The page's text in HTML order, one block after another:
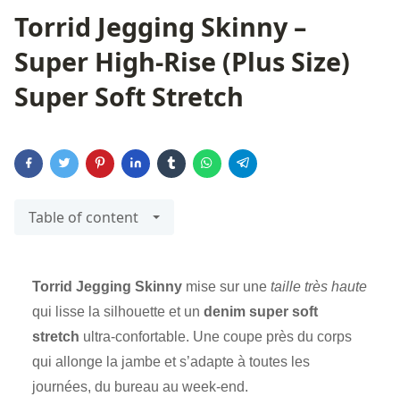
Torrid Jegging Skinny –
Super High-Rise (Plus Size)
Super Soft Stretch
Table of content
Torrid Jegging Skinny mise sur une taille très haute
qui lisse la silhouette et un denim super soft
stretch ultra-confortable. Une coupe près du corps
qui allonge la jambe et s’adapte à toutes les
journées, du bureau au week-end.